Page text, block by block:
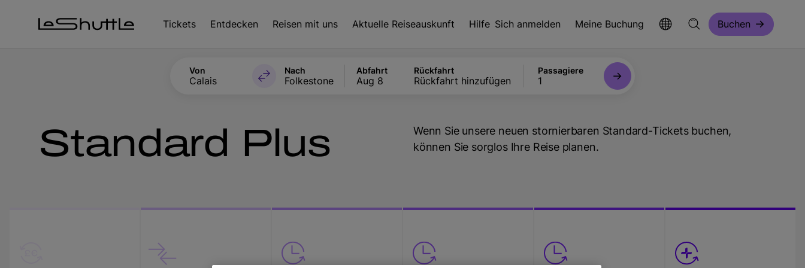
Tickets
Entdecken Reisen mit uns Aktuelle Reiseauskunft Hilfe Sich anmelden Meine Buchung Buchen
Von
Calais
Nach
Folkestone
Abfahrt
Aug 8
Rückfahrt
Rückfahrt hinzufügen
Passagiere
1
Standard Plus
Wenn Sie unsere neuen stornierbaren Standard-Tickets buchen,
können Sie sorglos Ihre Reise planen.